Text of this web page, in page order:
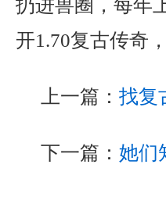
扔进兽圈，每年
开1.70复古传奇
上一篇： 找复
下一篇： 她们